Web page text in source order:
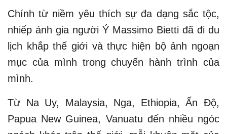
Chính từ niềm yêu thích sự đa dạng sắc tộc,
nhiếp ảnh gia người Ý Massimo Bietti đã đi du
lịch khắp thế giới và thực hiện bộ ảnh ngoạn
mục của mình trong chuyến hành trình của
mình.
Từ Na Uy, Malaysia, Nga, Ethiopia, Ấn Độ,
Papua New Guinea, Vanuatu đến nhiều ngóc